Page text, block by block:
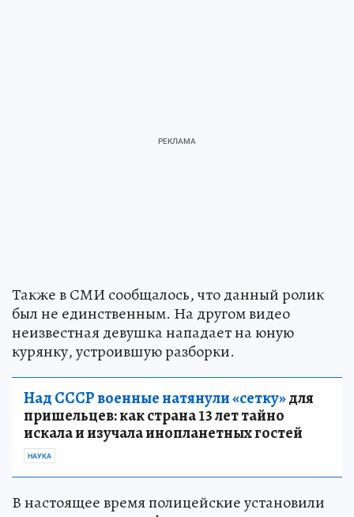
Также в СМИ сообщалось, что данный ролик
был не единственным. На другом видео
неизвестная девушка нападает на юную
курянку, устроившую разборки.
Над СССР военные натянули «сетку»для
пришельцев: как страна 13 лет тайно
искала и изучала инопланетных гостей
НАУКА
В настоящее время полицейские установили